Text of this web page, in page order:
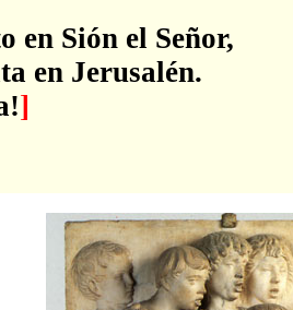
en Sión el Señor,
en Jerusalén.
]